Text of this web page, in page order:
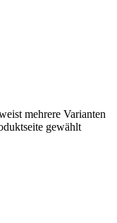
mehrere Varianten
gewählt